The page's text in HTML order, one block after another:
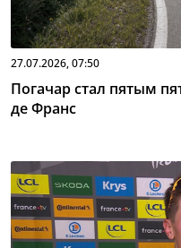
27.07.2026, 07:50
Погачар стал пятым
де Франс